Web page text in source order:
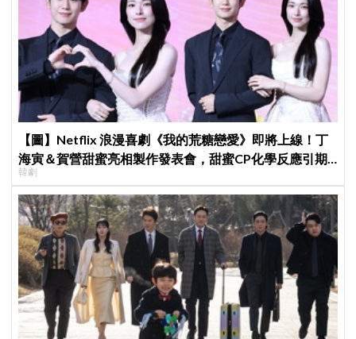
【圖】Netflix 浪漫喜劇《我的荒糖戀愛》即將上線！丁
海寅＆賀營甜蜜亮相製作發表會，甜蜜CP化學反應引期
待
韓劇